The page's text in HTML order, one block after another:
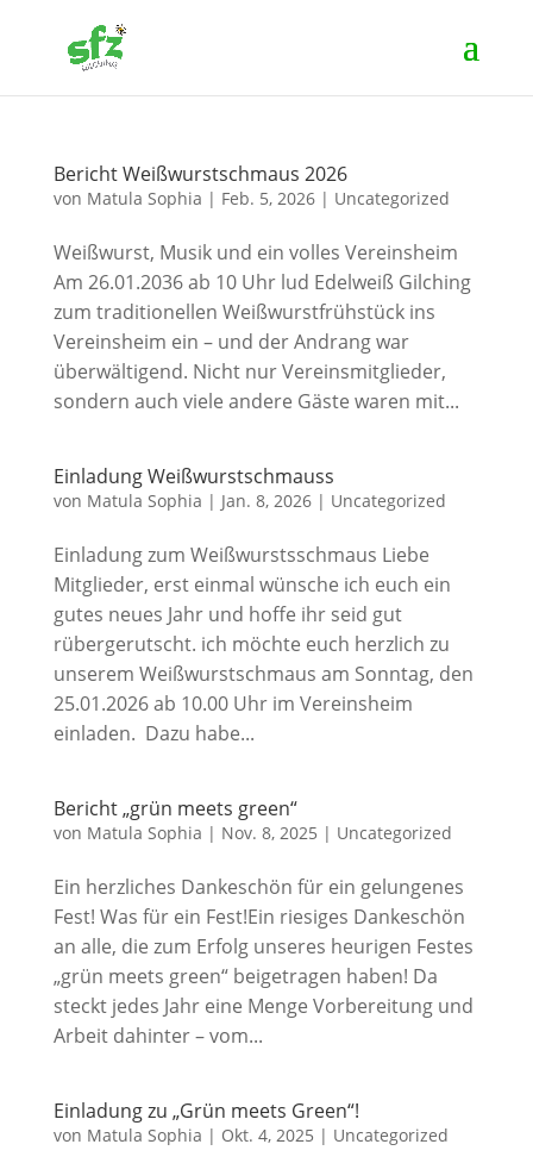
Bericht Weißwurstschmaus 2026
von Matula Sophia | Feb. 5, 2026| Uncategorized
Weißwurst, Musik und ein volles Vereinsheim
Am 26.01.2036 ab 10 Uhr lud Edelweiß Gilching
zum traditionellen Weißwurstfrühstück ins
Vereinsheim ein – und der Andrang war
überwältigend. Nicht nur Vereinsmitglieder,
sondern auch viele andere Gäste waren mit...
Einladung Weißwurstschmauss
von Matula Sophia | Jan. 8, 2026| Uncategorized
Einladung zum Weißwurstsschmaus Liebe
Mitglieder, erst einmal wünsche ich euch ein
gutes neues Jahr und hoffe ihr seid gut
rübergerutscht. ich möchte euch herzlich zu
unserem Weißwurstschmaus am Sonntag, den
25.01.2026 ab 10.00 Uhr im Vereinsheim
einladen. Dazu habe...
Bericht „grün meets green“
von Matula Sophia | Nov. 8, 2025 | Uncategorized
Ein herzliches Dankeschön für ein gelungenes
Fest! Was für ein Fest!Ein riesiges Dankeschön
an alle, die zum Erfolg unseres heurigen Festes
„grün meets green“ beigetragen haben! Da
steckt jedes Jahr eine Menge Vorbereitung und
Arbeit dahinter – vom...
Einladung zu „Grün meets Green“!
von Matula Sophia | Okt. 4, 2025 | Uncategorized